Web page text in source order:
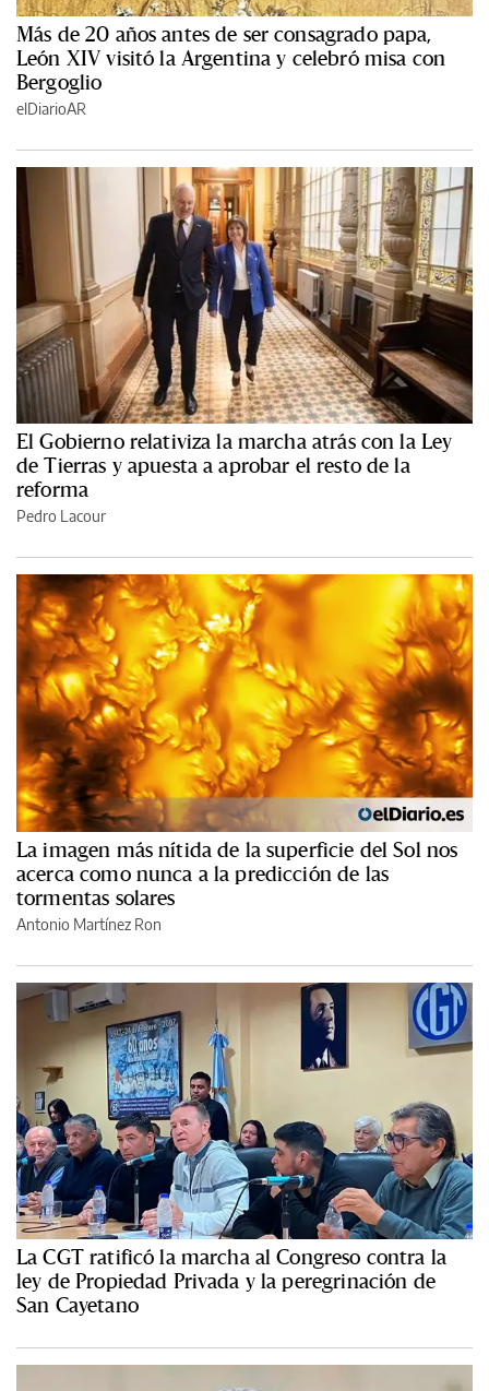
Más de 20 años antes de ser consagrado papa,
León XIV visitó la Argentina y celebró misa con
Bergoglio
elDiarioAR
El Gobierno relativiza la marcha atrás con la Ley
de Tierras y apuesta a aprobar el resto de la
reforma
Pedro Lacour
La imagen más nítida de la superficie del Sol nos
acerca como nunca a la predicción de las
tormentas solares
Antonio Martínez Ron
La CGT ratificó la marcha al Congreso contra la
ley de Propiedad Privada y la peregrinación de
San Cayetano